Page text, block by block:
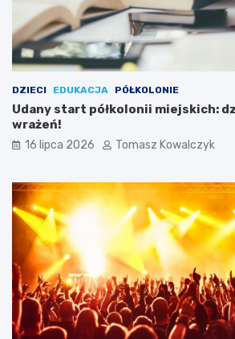
DZIECI EDUKACJA PÓŁKOLONIE
Udany start półkolonii miejskich:
wrażeń!
16 lipca 2026 Tomasz Kowalczyk